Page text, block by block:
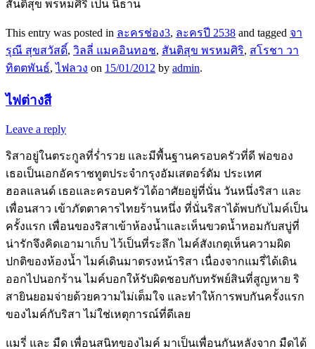
สันติสุข พรหมศิริ เป็น นิธาน
This entry was posted in ละครช่อง3, ละครปี 2538 and tagged จา
รุณี สุขสวัสดิ์, วิลลี่ แมคอินทอช, สันติสุข พรหมศิริ, สโรชา วา
ทิตตพันธ์,ไฟลวง on 15/01/2012 by admin.
ไฟต่างสี
Leave a reply
ริสาอยู่ในตระกูลที่ร่ำรวย และมีพื้นฐานครอบครัวที่ดี พ่อของ
เธอเป็นเอกอัคราชทูตประจำกรุงอัมเสตอร์ดัม ประเทศ
ฮอลแลนด์ เธอและครอบครัวได้อาศัยอยู่ที่นั่น วันหนึ่งริสา และ
เพื่อนสาว เข้าภัตตาคารไทยร้านหนึ่ง ที่นั่นริสาได้พบกับไมค์เป็น
ครั้งแรก เพื่อนของริสาเข้าห้องน้ำและเห็นขวดน้ำหอมกับสบู่ที่
น่ารักจึงคิดเอามาเก็บ ไว้เป็นที่ระลึก ไมค์สังเกตุเห็นความผิด
ปกติของห้องน้ำ ไมค์เดินมาตรงหน้าริสา เนื่องจากแมรี่ได้เดิน
ออกไปนอกร้าน ไมค์บอกให้รับผิดชอบกับทรัพย์สินที่สูญหาย ริ
สายินยอมจ่ายด้วยความไม่เต็มใจ และทำให้การพบกันครั้งแรก
ของไมค์กับริสา ไม่ใช่เหตุการณ์ที่ดีเลย
แมรี่ และ มืด เพื่อนสนิทของไมค์ มาเป็นเพื่อนกันหลังจาก มืดได้